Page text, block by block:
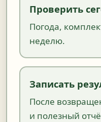
Проверить
Погода,
неделю.
Записать
После
и полезный